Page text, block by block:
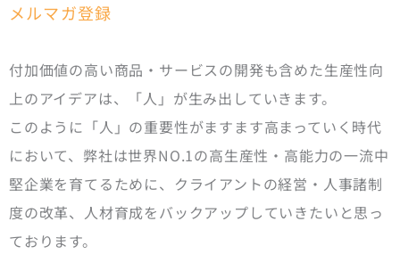
メルマガ登録
付加価値の高い商品・サービスの開発も含めた生産性向
上のアイデアは、「人」が生み出していきます。
このように「人」の重要性がますます高まっていく時代
において、弊社は世界NO.1の高生産性・高能力の一流中
堅企業を育てるために、クライアントの経営・人事諸制
度の改革、人材育成をバックアップしていきたいと思っ
ております。